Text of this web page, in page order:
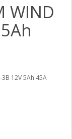
WIND
12V 5Ah 45A